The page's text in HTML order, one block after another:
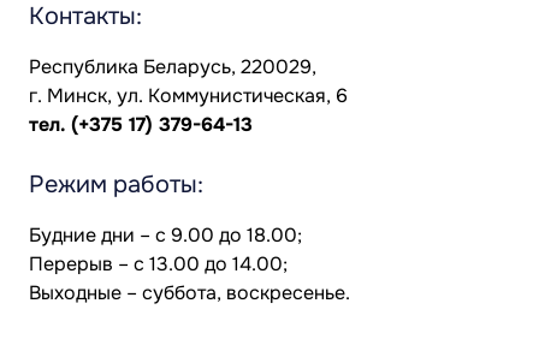
Контакты:
Республика Беларусь, 220029,
г. Минск, ул. Коммунистическая, 6
тел. (+375 17) 379-64-13
Режим работы:
Будние дни – с 9.00 до 18.00;
Перерыв – с 13.00 до 14.00;
Выходные – суббота, воскресенье.